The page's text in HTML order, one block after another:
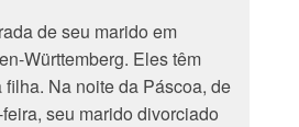
de seu marido em
Württemberg. Eles têm
filha. Na noite da Páscoa, de
seu marido divorciado